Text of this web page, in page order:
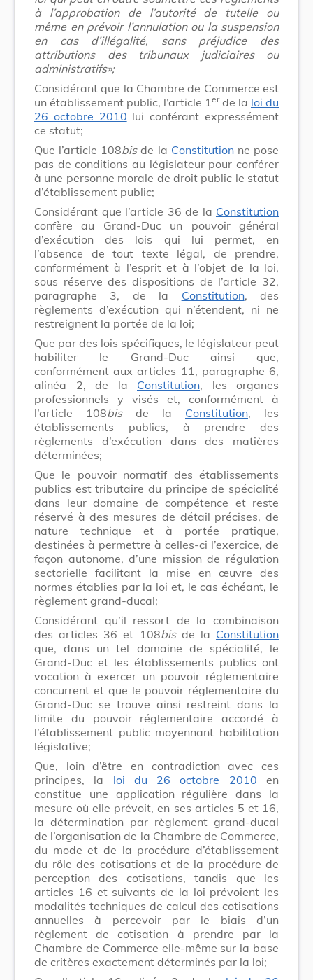
à l’approbation de l’autorité de tutelle ou
même en prévoir l’annulation ou la suspension
en cas d’illégalité, sans préjudice des
attributions des tribunaux judiciaires ou
administratifs»;
Considérant que la Chambre de Commerce est
un établissement public, l’article 1 erde la loi du
26 octobre 2010 lui conférant expressément
ce statut;
Que l’article 108bisde la Constitutionne pose
pas de conditions au législateur pour conférer
à une personne morale de droit public le statut
d’établissement public;
Considérant que l’article 36 de la Constitution
confère au Grand-Duc un pouvoir général
d’exécution des lois qui lui permet, en
l’absence de tout texte légal, de prendre,
conformément à l’esprit et à l’objet de la loi,
sous réserve des dispositions de l’article 32,
paragraphe 3, de la Constitution, des
règlements d’exécution qui n’étendent, ni ne
restreignent la portée de la loi;
Que par des lois spécifiques, le législateur peut
habiliter le Grand-Duc ainsi que,
conformément aux articles 11, paragraphe 6,
alinéa 2, de la Constitution, les organes
professionnels y visés et, conformément à
l’article 108bisde la Constitution, les
établissements publics, à prendre des
règlements d’exécution dans des matières
déterminées;
Que le pouvoir normatif des établissements
publics est tributaire du principe de spécialité
dans leur domaine de compétence et reste
réservé à des mesures de détail précises, de
nature technique et à portée pratique,
destinées à permettre à celles-ci l’exercice, de
façon autonome, d’une mission de régulation
sectorielle facilitant la mise en œuvre des
normes établies par la loi et, le cas échéant, le
règlement grand-ducal;
Considérant qu’il ressort de la combinaison
des articles 36 et 108bisde la Constitution
que, dans un tel domaine de spécialité, le
Grand-Duc et les établissements publics ont
vocation à exercer un pouvoir réglementaire
concurrent et que le pouvoir réglementaire du
Grand-Duc se trouve ainsi restreint dans la
limite du pouvoir réglementaire accordé à
l’établissement public moyennant habilitation
législative;
Que, loin d’être en contradiction avec ces
principes, la loi du 26 octobre 2010 en
constitue une application régulière dans la
mesure où elle prévoit, en ses articles 5 et 16,
la détermination par règlement grand-ducal
de l’organisation de la Chambre de Commerce,
du mode et de la procédure d’établissement
du rôle des cotisations et de la procédure de
perception des cotisations, tandis que les
articles 16 et suivants de la loi prévoient les
modalités techniques de calcul des cotisations
annuelles à percevoir par le biais d’un
règlement de cotisation à prendre par la
Chambre de Commerce elle-même sur la base
de critères exactement déterminés par la loi;